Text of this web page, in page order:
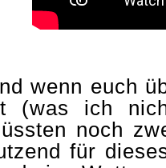
wenn euch
(was ich
noch
für